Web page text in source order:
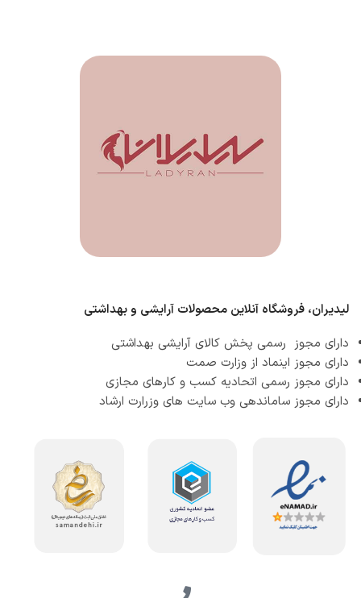
لیدیران، فروشگاه آنلاین محصولات آرایشی و بهداشتی
دارای مجوز رسمی پخش کالای آرایشی بهداشتی
دارای مجوز اینماد از وزارت صمت
دارای مجوز رسمی اتحادیه کسب و کارهای مجازی
دارای مجوز ساماندهی وب سایت های وزرارت ارشاد